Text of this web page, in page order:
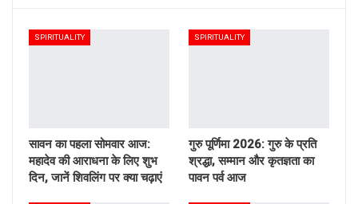
SPIRITUALITY
सावन का पहला सोमवार आज:
महादेव की आराधना के लिए शुभ
दिन, जानें शिवलिंग पर क्या चढ़ाएं
SPIRITUALITY
गुरु पूर्णिमा 2026: गुरु के प्रति
श्रद्धा, सम्मान और कृतज्ञता का
पावन पर्व आज